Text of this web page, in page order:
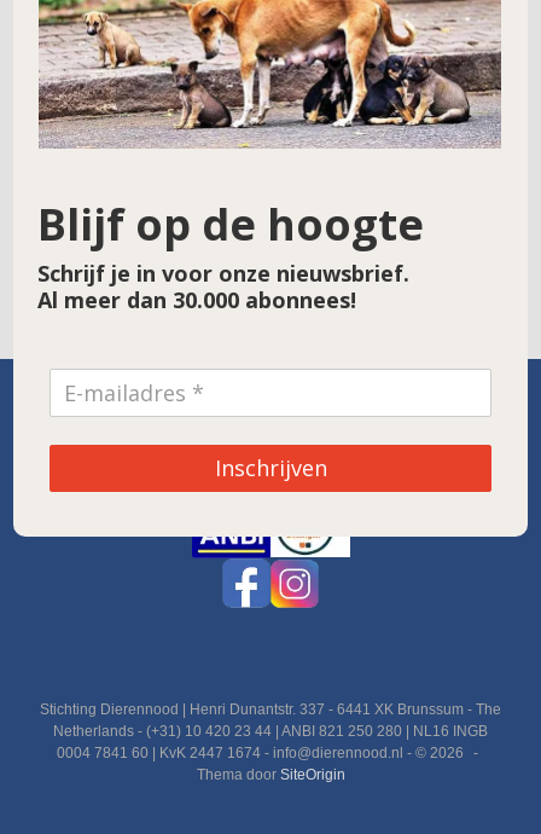
E-mail*
Site
Stichting Dierennood | Henri Dunantstr. 337 - 6441 XK Brunssum - The
Netherlands - (+31) 10 420 23 44 | ANBI 821 250 280 | NL16 INGB
0004 7841 60 | KvK 2447 1674 - info@dierennood.nl - © 2026
Thema door SiteOrigin
Blijf op de hoogte
Schrijf je in voor onze nieuwsbrief.
Al meer dan 30.000 abonnees!
Inschrijven